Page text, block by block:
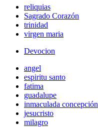
reliquias
Sagrado Corazón
trinidad
virgen maria
Devocion
angel
espiritu santo
fatima
guadalupe
inmaculada concepción
jesucristo
milagro